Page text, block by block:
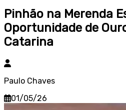
Pinhão na Merenda
Oportunidade de
Catarina
Paulo Chaves
01/05/26